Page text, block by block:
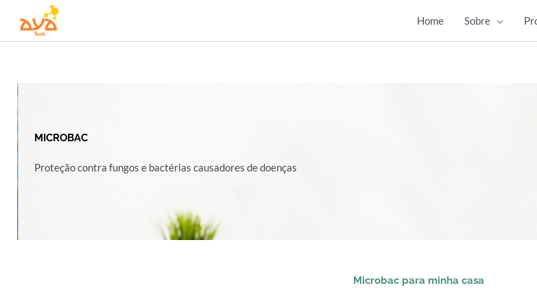
o
Home Sobre
MICROBAC
Proteção contra fungos e bactérias causadores de doenças
Microbac para minha casa